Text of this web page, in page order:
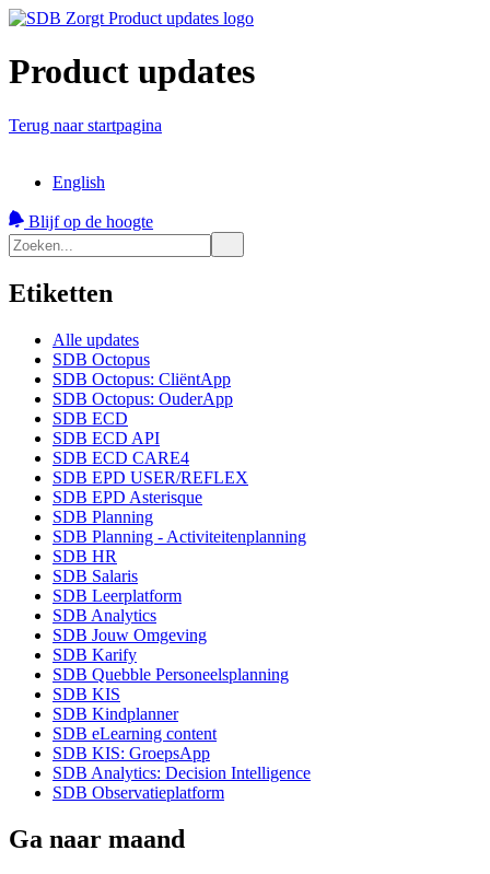
Product updates
Terug naar startpagina
English
Blijf op de hoogte
Etiketten
Alle updates
SDB Octopus
SDB Octopus: CliëntApp
SDB Octopus: OuderApp
SDB ECD
SDB ECD API
SDB ECD CARE4
SDB EPD USER/REFLEX
SDB EPD Asterisque
SDB Planning
SDB Planning - Activiteitenplanning
SDB HR
SDB Salaris
SDB Leerplatform
SDB Analytics
SDB Jouw Omgeving
SDB Karify
SDB Quebble Personeelsplanning
SDB KIS
SDB Kindplanner
SDB eLearning content
SDB KIS: GroepsApp
SDB Analytics: Decision Intelligence
SDB Observatieplatform
Ga naar maand